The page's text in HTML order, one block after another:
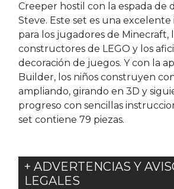
Creeper hostil con la espada de
Steve. Este set es una
para los jugadores de Minecraft,
constructores de LEGO y los
decoración de juegos. Y con la
Builder, los niños construyen
ampliando, girando en 3D y
progreso con sencillas
set contiene 79 piezas.
+ ADVERTENCIAS Y
LEGALES